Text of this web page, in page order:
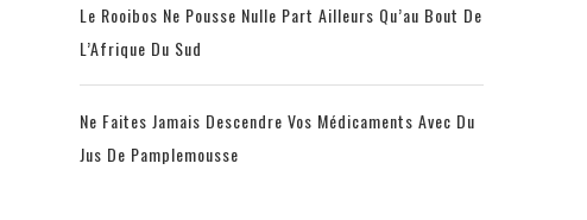
Le Rooibos Ne Pousse Nulle Part Ailleurs Qu’au Bout De
L’Afrique Du Sud
Ne Faites Jamais Descendre Vos Médicaments Avec Du
Jus De Pamplemousse